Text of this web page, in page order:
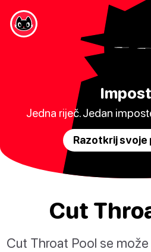
Jedna riječ. Jedan
Razotkrij svoje
Cut
Cut Throat Pool se